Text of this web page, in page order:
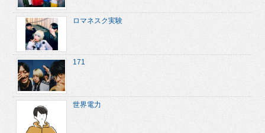
ロマネスク実験
171
世界電力